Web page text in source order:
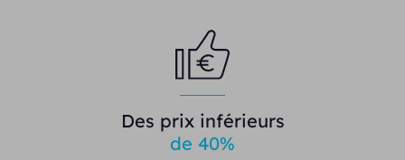
Des prix inférieurs
de 40%